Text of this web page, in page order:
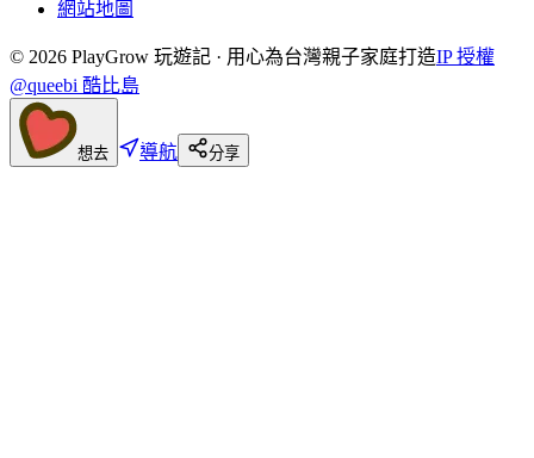
網站地圖
© 2026 PlayGrow 玩遊記 · 用心為台灣親子家庭打造IP 授權
@queebi 酷比島
想去 導航 分享